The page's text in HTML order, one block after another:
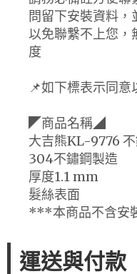
問留下安裝資料
以免聯繫不上您，
度
📌如下標表示同意
◤商品名稱◢
大吉熊KL-9776
304不鏽鋼製造
厚度1.1 mm
髮絲表面
***本商品不含安
運送與付款